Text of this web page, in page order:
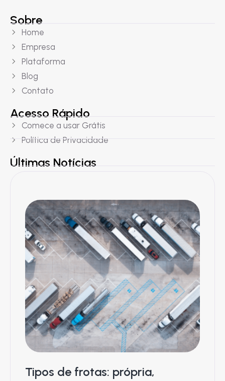
Sobre
Home
Empresa
Plataforma
Blog
Contato
Acesso Rápido
Comece a usar Grátis
Política de Privacidade
Últimas Notícias
Tipos de frotas: própria,